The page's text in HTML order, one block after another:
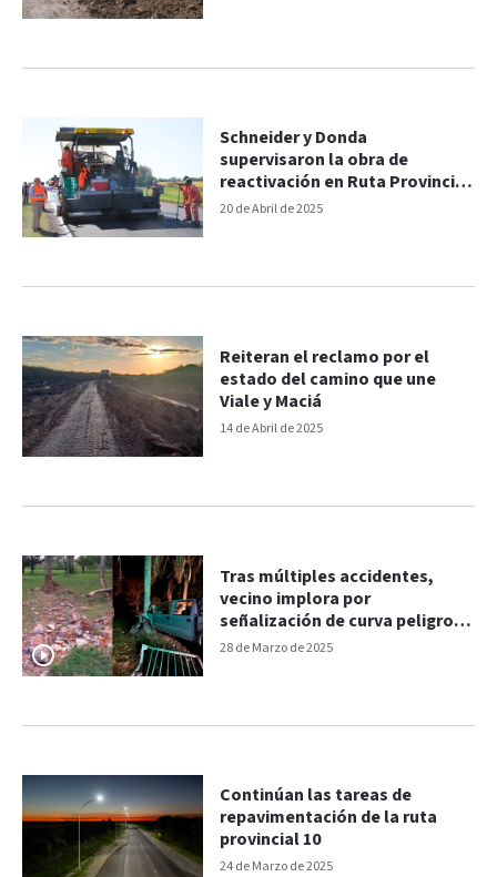
20 de Abril de 2025
Schneider y Donda
supervisaron la obra de
reactivación en Ruta Provincial
32
14 de Abril de 2025
Reiteran el reclamo por el
estado del camino que une
Viale y Maciá
28 de Marzo de 2025
Tras múltiples accidentes,
vecino implora por
señalización de curva peligrosa
sobre Ruta 10
24 de Marzo de 2025
Continúan las tareas de
repavimentación de la ruta
provincial 10